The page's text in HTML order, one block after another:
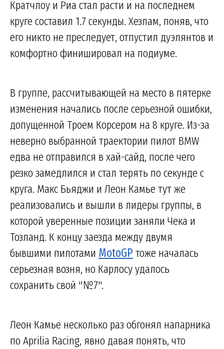
Кратчлоу и Риа стал расти и на последнем
круге составил 1.7 секунды. Хезлам, поняв, что
его никто не преследует, отпустил дуэлянтов и
комфортно финишировал на подиуме.
В группе, рассчитывающей на место в пятерке
изменения начались после серьезной ошибки,
допущенной Троем Корсером на 8 круге. Из-за
неверно выбранной траектории пилот BMW
едва не отправился в хай-сайд, после чего
резко замедлился и стал терять по секунде с
круга. Макс Бьяджи и Леон Камье тут же
реализовались и вышли в лидеры группы, в
которой уверенные позиции заняли Чека и
Тозланд. К концу заезда между двумя
бывшими пилотами MotoGP тоже началась
серьезная возня, но Карлосу удалось
сохранить свой "№7".
Леон Камье несколько раз обгонял напарника
по Aprilia Racing, явно давая понять, что